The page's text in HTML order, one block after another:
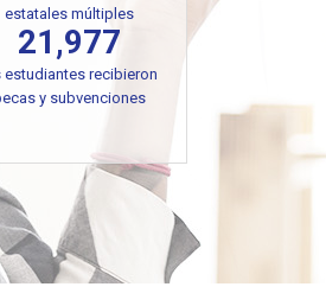
estatales múltiples
21,977
estudiantes recibieron
y subvenciones